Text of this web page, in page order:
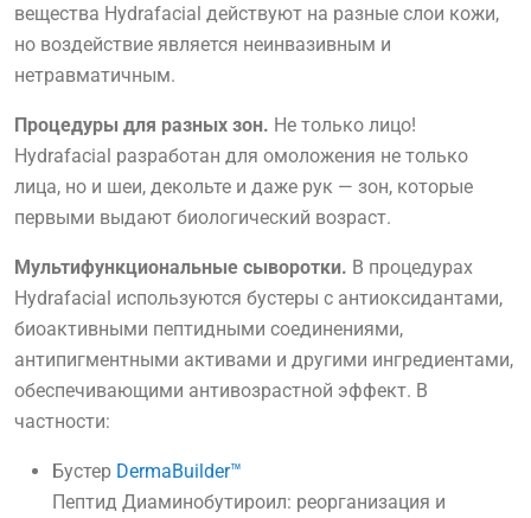
вещества Hydrafacial действуют на разные слои кожи,
но воздействие является неинвазивным и
нетравматичным.
Процедуры для разных зон. Не только лицо!
Hydrafacial разработан для омоложения не только
лица, но и шеи, декольте и даже рук — зон, которые
первыми выдают биологический возраст.
Мультифункциональные сыворотки. В процедурах
Hydrafacial используются бустеры с антиоксидантами,
биоактивными пептидными соединениями,
антипигментными активами и другими ингредиентами,
обеспечивающими антивозрастной эффект. В
частности:
Бустер DermaBuilder™
Пептид Диаминобутироил: реорганизация и